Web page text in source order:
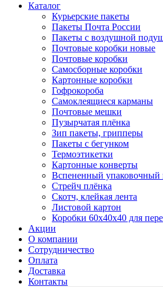
Каталог
Курьерские пакеты
Пакеты Почта России
Пакеты с воздушной
Почтовые коробки новые
Почтовые коробки
Самосборные коробки
Картонные коробки
Гофрокороба
Самоклеящиеся карманы
Почтовые мешки
Пузырчатая плёнка
Зип пакеты, грипперы
Пакеты с бегунком
Термоэтикетки
Картонные конверты
Вспененный упаковочный
Стрейч плёнка
Скотч, клейкая лента
Листовой картон
Коробки 60х40х40 для
Акции
О компании
Сотрудничество
Оплата
Доставка
Контакты